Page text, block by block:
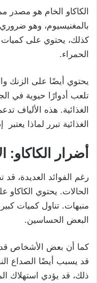
الكاكاو الخام هو مصدر
بالمغنيسيوم، وهو
كذلك، يحتوي على كميات
الحمراء.
يحتوي أيضًا على الزنك
تلعب أدوارًا حيوية في
الغذائية. هذه الألياف
الغذائية تبرر لماذا
أضرار الكاكاو:
رغم الفوائد العديدة،
الحالات. يحتوي الكاكاو
منبهات. تناول كميات
البعض الحساسين.
كما أن بعض الأشخاص قد
قد يسبب أيضًا الصداع
ذلك، قد يؤدي استهلاك